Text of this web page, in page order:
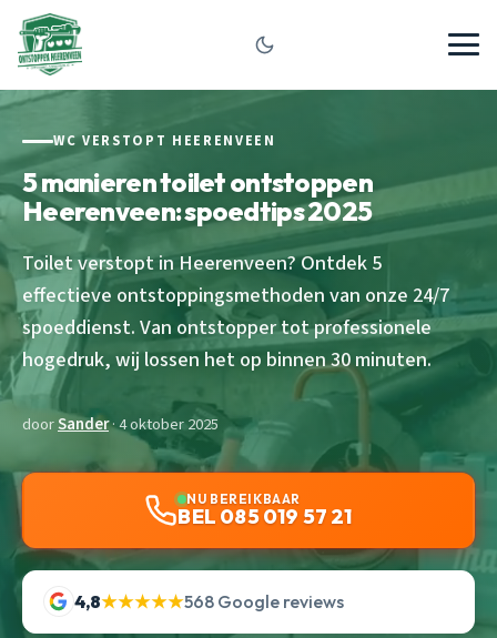
WC VERSTOPT HEERENVEEN
5 manieren toilet ontstoppen
Heerenveen: spoedtips 2025
Toilet verstopt in Heerenveen? Ontdek 5
effectieve ontstoppingsmethoden van onze 24/7
spoeddienst. Van ontstopper tot professionele
hogedruk, wij lossen het op binnen 30 minuten.
doorSander· 4 oktober 2025
NU BEREIKBAAR
BEL 085 019 57 21
4,8★★★★★568 Google reviews